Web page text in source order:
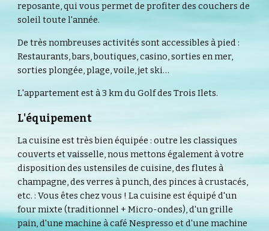
reposante, qui vous permet de profiter des couchers de
soleil toute l'année.
De très nombreuses activités sont accessibles à pied :
Restaurants, bars, boutiques, casino, sorties en mer,
sorties plongée, plage, voile, jet ski…
L'appartement est à 3 km du Golf des Trois Ilets.
L'équipement
La cuisine est très bien équipée : outre les classiques
couverts et vaisselle, nous mettons également à votre
disposition des ustensiles de cuisine, des flutes à
champagne, des verres à punch, des pinces à crustacés,
etc. : Vous êtes chez vous ! La cuisine est équipé d'un
four mixte (traditionnel + Micro-ondes), d'un grille
pain, d'une machine à café Nespresso et d'une machine